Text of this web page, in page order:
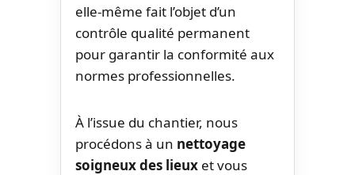
elle-même fait l’objet d’un
contrôle qualité permanent
pour garantir la conformité aux
normes professionnelles.
À l’issue du chantier, nous
procédons à un nettoyage
soigneux des lieux et vous